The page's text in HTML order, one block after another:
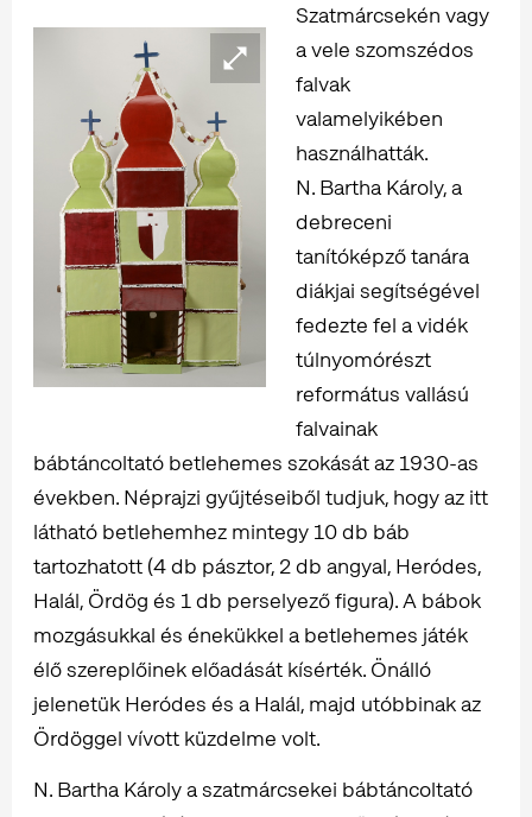
Szatmárcsekén vagy
a vele szomszédos
falvak
valamelyikében
használhatták.
N. Bartha Károly, a
debreceni
tanítóképző tanára
diákjai segítségével
fedezte fel a vidék
túlnyomórészt
református vallású
falvainak
bábtáncoltató betlehemes szokását az 1930-as
években. Néprajzi gyűjtéseiből tudjuk, hogy az itt
látható betlehemhez mintegy 10 db báb
tartozhatott (4 db pásztor, 2 db angyal, Heródes,
Halál, Ördög és 1 db perselyező figura). A bábok
mozgásukkal és énekükkel a betlehemes játék
élő szereplőinek előadását kísérték. Önálló
jelenetük Heródes és a Halál, majd utóbbinak az
Ördöggel vívott küzdelme volt.
N. Bartha Károly a szatmárcsekei bábtáncoltató